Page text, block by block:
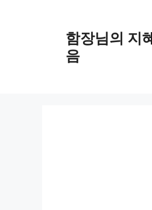
함장님의 지
음